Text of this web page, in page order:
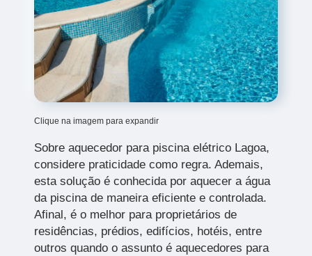
Clique na imagem para expandir
Sobre aquecedor para piscina elétrico Lagoa,
considere praticidade como regra. Ademais,
esta solução é conhecida por aquecer a água
da piscina de maneira eficiente e controlada.
Afinal, é o melhor para proprietários de
residências, prédios, edifícios, hotéis, entre
outros quando o assunto é aquecedores para